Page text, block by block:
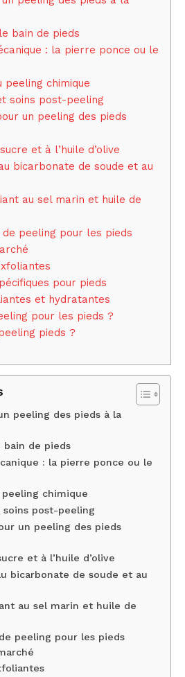
bain de pieds
: la pierre ponce ou le
peeling chimique
soins post-peeling
un peeling des pieds
et à l’huile d’olive
bicarbonate de soude et au
au sel marin et huile de
peeling pour les pieds
pour pieds
et hydratantes
pour les pieds ?
pieds ?
peeling des pieds à la
bain de pieds
: la pierre ponce ou le
chimique
post-peeling
un peeling des pieds
et à l’huile d’olive
bicarbonate de soude et au
au sel marin et huile de
peeling pour les pieds